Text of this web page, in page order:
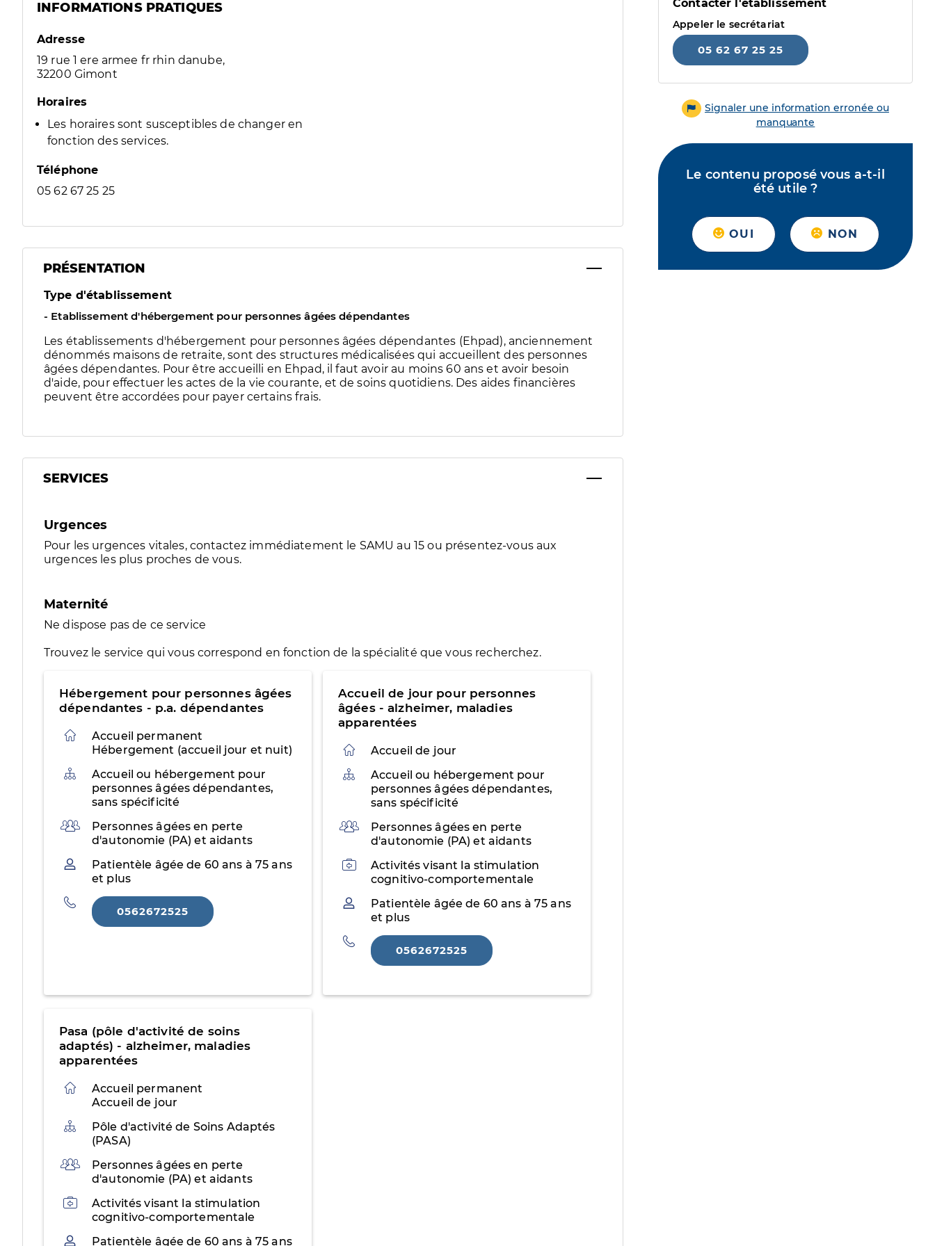
INFORMATIONS PRATIQUES
Adresse
19 rue 1 ere armee fr rhin danube,
32200 Gimont
Horaires
Les horaires sont susceptibles de changer en
fonction des services.
Téléphone
05 62 67 25 25
PRÉSENTATION
Type d'établissement
- Etablissement d'hébergement pour personnes âgées dépendantes
Les établissements d'hébergement pour personnes âgées dépendantes (Ehpad), anciennement
dénommés maisons de retraite, sont des structures médicalisées qui accueillent des personnes
âgées dépendantes. Pour être accueilli en Ehpad, il faut avoir au moins 60 ans et avoir besoin
d'aide, pour effectuer les actes de la vie courante, et de soins quotidiens. Des aides financières
peuvent être accordées pour payer certains frais.
SERVICES
Urgences
Pour les urgences vitales, contactez immédiatement le SAMU au 15 ou présentez-vous aux
urgences les plus proches de vous.
Maternité
Ne dispose pas de ce service
Trouvez le service qui vous correspond en fonction de la spécialité que vous recherchez.
Hébergement pour personnes âgées
dépendantes - p.a. dépendantes
Accueil permanent
Hébergement (accueil jour et nuit)
Organisation
Accueil ou hébergement pour
personnes âgées dépendantes,
sans spécificité
PublicPersonnes âgées en perte
d'autonomie (PA) et aidants
PatientèlePatientèle âgée de 60 ans à 75 ans
et plus
Téléphone
0562672525
Accueil de jour pour personnes
âgées - alzheimer, maladies
apparentées
Accueil de jour
Organisation
Accueil ou hébergement pour
personnes âgées dépendantes,
sans spécificité
PublicPersonnes âgées en perte
d'autonomie (PA) et aidants
ActivitésActivités visant la stimulation
cognitivo-comportementale
PatientèlePatientèle âgée de 60 ans à 75 ans
et plus
Téléphone
0562672525
Pasa (pôle d'activité de soins
adaptés) - alzheimer, maladies
apparentées
Accueil permanent
Accueil de jour
Organisation
Pôle d'activité de Soins Adaptés
(PASA)
PublicPersonnes âgées en perte
d'autonomie (PA) et aidants
ActivitésActivités visant la stimulation
cognitivo-comportementale
PatientèlePatientèle âgée de 60 ans à 75 ans
Contacter l'établissement
Appeler le secrétariat
05 62 67 25 25
Signaler une information erronée ou
manquante
Le contenu proposé vous a-t-il
été utile ?
OUI NON